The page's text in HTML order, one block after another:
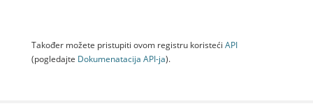
Također možete pristupiti ovom registru koristeći API
(pogledajte Dokumenаtаcijа API-jа).